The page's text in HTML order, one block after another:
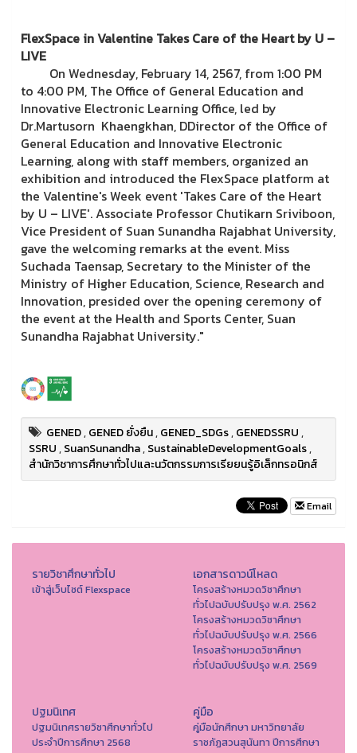
FlexSpace in Valentine Takes Care of the Heart by U –
LIVE
On Wednesday, February 14, 2567, from 1:00 PM
to 4:00 PM, The Office of General Education and
Innovative Electronic Learning Office, led by
Dr.Martusorn Khaengkhan, DDirector of the Office of
General Education and Innovative Electronic
Learning, along with staff members, organized an
exhibition and introduced the FlexSpace platform at
the Valentine's Week event 'Takes Care of the Heart
by U – LIVE'. Associate Professor Chutikarn Sriviboon,
Vice President of Suan Sunandha Rajabhat University,
gave the welcoming remarks at the event. Miss
Suchada Taensap, Secretary to the Minister of the
Ministry of Higher Education, Science, Research and
Innovation, presided over the opening ceremony of
the event at the Health and Sports Center, Suan
Sunandha Rajabhat University."
GENED,GENED ยั่งยืน,GENED_SDGs,GENEDSSRU,
SSRU,SuanSunandha,SustainableDevelopmentGoals,
สำนักวิชาการศึกษาทั่วไปและนวัตกรรมการเรียยนรู้อิเล็กทรอนิกส์
Email
รายวิชาศึกษาทั่วไป
เข้าสู่เว็บไซต์ Flexspace
เอกสารดาวน์โหลด
โครงสร้างหมวดวิชาศึกษา
ทั่วไปฉบับปรับปรุง พ.ศ. 2562
โครงสร้างหมวดวิชาศึกษา
ทั่วไปฉบับปรับปรุง พ.ศ. 2566
โครงสร้างหมวดวิชาศึกษา
ทั่วไปฉบับปรับปรุง พ.ศ. 2569
ปฐมนิเทศ
ปฐมนิเทศรายวิชาศึกษาทั่วไป
ประจำปีการศึกษา 2568
คู่มือ
คู่มือนักศึกษา มหาวิทยาลัย
ราชภัฏสวนสุนันทา ปีการศึกษา